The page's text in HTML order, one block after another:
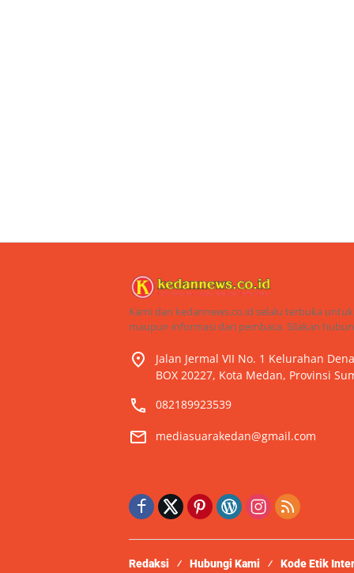
Kami dari kedannews.co.id selalu terbuka
maupun informasi dari pembaca. Silakan
Jalan Jermal VII No. 1 Kelurahan
BOX 20227, Kota Medan, Provinsi
082189923539
mediasuarakedan@gmail.com
Redaksi Hubungi Kami Kode Etik